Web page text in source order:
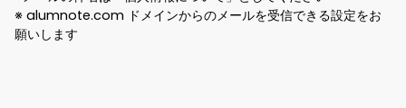
※ alumnote.com ドメインからのメールを受信できる設定をお
願いします